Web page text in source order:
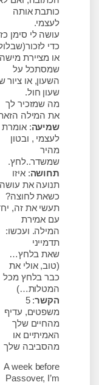
כותבת אותה
עושה לי סימן כזה
כדי לזכור(שבלול)
או מציירת מישהו
שמסתכל על
השעון, או ציור של
מה שמזכיר לך
את המילה הזאת.
: אומרת
לעצמי , ובטון
שמשדר..לחץ.
: איזו
תנועה את עושה
כשאת לחוצה?
תעשי את זה, יחד
עם אמירת
המילה. ועכשו:
שאת בלחץ…
(טוב, אולי את
כבר בלחץ מכל
המטלות…)
משפטים, עדיף
מהחיים שלך
האמיתיים או
מהסביבה שלך
A week before
Passover, I’m